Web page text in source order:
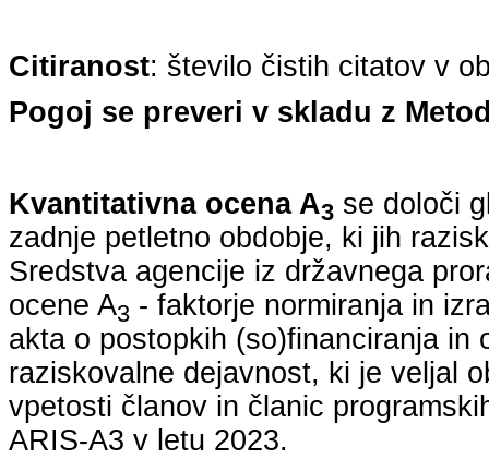
Citiranost: število čistih citatov v
Pogoj se preveri v skladu z
Kvantitativna ocena A3 se določi
zadnje petletno obdobje, ki jih
Sredstva agencije iz državnega
ocene A3 - faktorje normiranja in
akta o postopkih (so)financiranja in
raziskovalne dejavnost, ki je veljal
vpetosti članov in članic
ARIS-A3 v letu 2023.